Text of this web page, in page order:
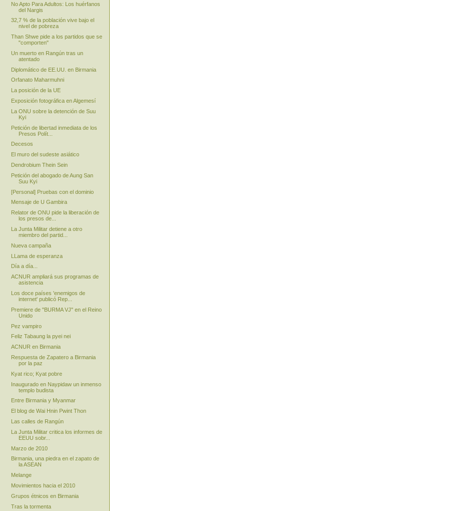
No Apto Para Adultos: Los huérfanos
del Nargis
32,7 % de la población vive bajo el
nivel de pobreza
Than Shwe pide a los partidos que se
"comporten"
Un muerto en Rangún tras un
atentado
Diplomático de EE.UU. en Birmania
Orfanato Maharmuhni
La posición de la UE
Exposición fotográfica en Algemesí
La ONU sobre la detención de Suu
Kyi
Petición de libertad inmediata de los
Presos Polít...
Decesos
El muro del sudeste asiático
Dendrobium Thein Sein
Petición del abogado de Aung San
Suu Kyi
[Personal] Pruebas con el dominio
Mensaje de U Gambira
Relator de ONU pide la liberación de
los presos de...
La Junta Militar detiene a otro
miembro del partid...
Nueva campaña
LLama de esperanza
Día a día...
ACNUR ampliará sus programas de
asistencia
Los doce países 'enemigos de
internet' publicó Rep...
Premiere de "BURMA VJ" en el Reino
Unido
Pez vampiro
Feliz Tabaung la pyei nei
ACNUR en Birmania
Respuesta de Zapatero a Birmania
por la paz
Kyat rico; Kyat pobre
Inaugurado en Naypidaw un inmenso
templo budista
Entre Birmania y Myanmar
El blog de Wai Hnin Pwint Thon
Las calles de Rangún
La Junta Militar critica los informes de
EEUU sobr...
Marzo de 2010
Birmania, una piedra en el zapato de
la ASEAN
Melange
Movimientos hacia el 2010
Grupos étnicos en Birmania
Tras la tormenta